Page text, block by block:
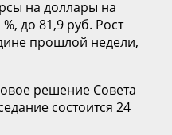
на доллары на
до 81,9 руб. Рост
прошлой недели,
решение Совета
состоится 24